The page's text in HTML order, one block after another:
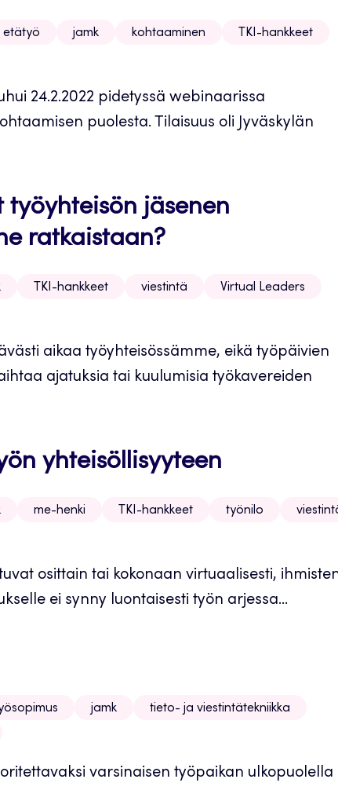
etätyö jamk kohtaaminen
TKI-hankkeet
24.2.2022 pidetyssä webinaarissa
puolesta. Tilaisuus oli Jyväskylän
jäsenen
ratkaistaan?
TKI-hankkeet viestintä
Virtual Leaders
aikaa työyhteisössämme, eikä työpäivien
ajatuksia tai kuulumisia työkavereiden
yhteisöllisyyteen
me-henki TKI-hankkeet työnilo
osittain tai kokonaan virtuaalisesti,
ei synny luontaisesti työn arjessa...
jamk
tieto- ja viestintätekniikka
varsinaisen työpaikan ulkopuolella